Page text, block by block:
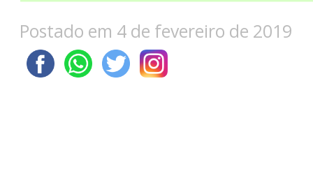
Postado em 4 de fevereiro de 2019